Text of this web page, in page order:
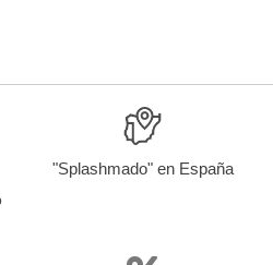
"Splashmado" en España